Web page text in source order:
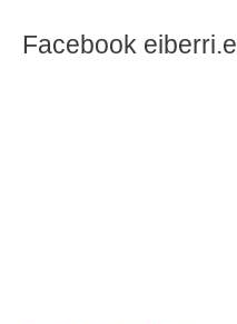
Facebook